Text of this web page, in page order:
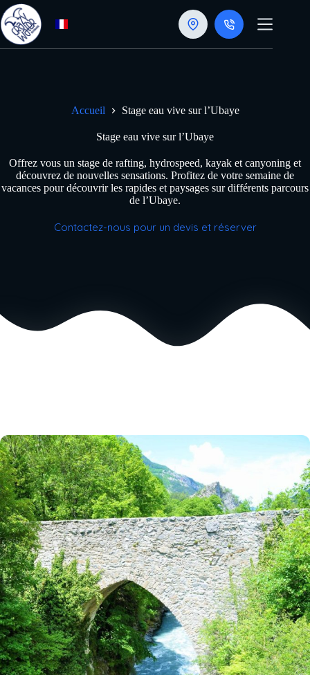
Passer
au
contenu
Accueil Stage eau vive sur l’Ubaye
Stage eau vive sur l’Ubaye
Offrez vous un stage de rafting, hydrospeed, kayak et canyoning et
découvrez de nouvelles sensations. Profitez de votre semaine de
vacances pour découvrir les rapides et paysages sur différents parcours
de l’Ubaye.
Contactez-nous pour un devis et réserver